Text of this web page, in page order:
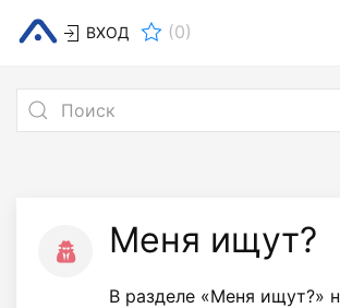
ВХОД (0)
Меня ищут?
В разделе «Меня ищут?»